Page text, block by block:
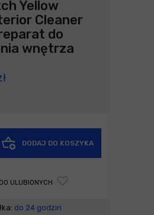
Yellow
Cleaner
do
wnętrza
DODAJ DO KOSZYKA
ULUBIONYCH
do 24 godzin